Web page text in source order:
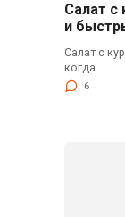
Салат с
и
Салат с
когда
6